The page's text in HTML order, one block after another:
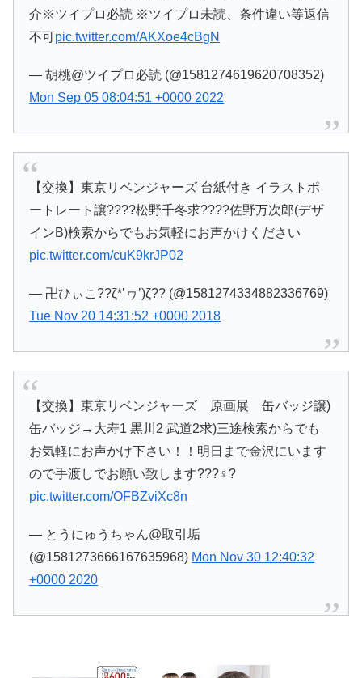
介※ツイプロ必読 ※ツイプロ未読、条件違い等返信
不可pic.twitter.com/AKXoe4cBgN
— 胡桃@ツイプロ必読 (@1581274619620708352)
Mon Sep 05 08:04:51 +0000 2022
【交換】東京リベンジャーズ 台紙付き イラストポ
ートレート譲????松野千冬求????佐野万次郎(デザ
インB)検索からでもお気軽にお声かけください
pic.twitter.com/cuK9krJP02
— 卍ひぃこ??ζ*’ヮ’)ζ?? (@1581274334882336769)
Tue Nov 20 14:31:52 +0000 2018
【交換】東京リベンジャーズ 原画展 缶バッジ譲)
缶バッジ→大寿1 黒川2 武道2求)三途検索からでも
お気軽にお声かけ下さい！！明日まで金沢にいます
ので手渡しでお願い致します???♀?
pic.twitter.com/OFBZviXc8n
— とうにゅうちゃん@取引垢
(@1581273666167635968) Mon Nov 30 12:40:32
+0000 2020